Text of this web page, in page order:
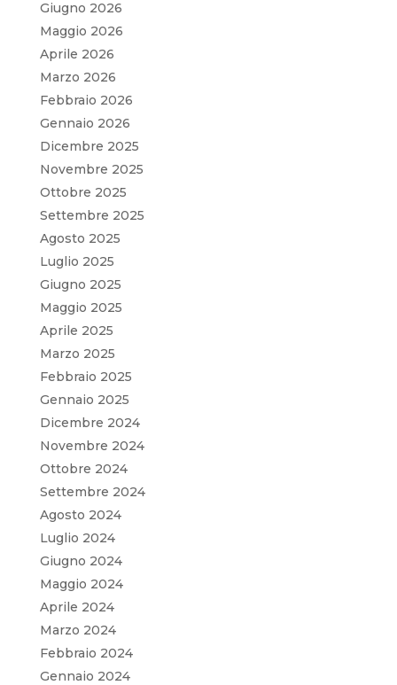
Giugno 2026
Maggio 2026
Aprile 2026
Marzo 2026
Febbraio 2026
Gennaio 2026
Dicembre 2025
Novembre 2025
Ottobre 2025
Settembre 2025
Agosto 2025
Luglio 2025
Giugno 2025
Maggio 2025
Aprile 2025
Marzo 2025
Febbraio 2025
Gennaio 2025
Dicembre 2024
Novembre 2024
Ottobre 2024
Settembre 2024
Agosto 2024
Luglio 2024
Giugno 2024
Maggio 2024
Aprile 2024
Marzo 2024
Febbraio 2024
Gennaio 2024